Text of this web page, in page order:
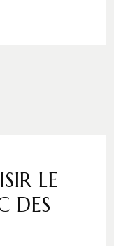
LE
DES